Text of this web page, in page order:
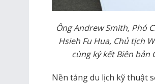
Ông Andrew Smith, Phó
Hsieh Fu Hua, Chủ tịch
cùng ký kết Biên
Nền tảng du lịch kỹ thuật